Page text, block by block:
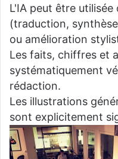
L'IA peut être
(traduction,
ou amélioration
Les faits, chiffres et
systématiquement
rédaction.
Les illustrations
sont explicitement